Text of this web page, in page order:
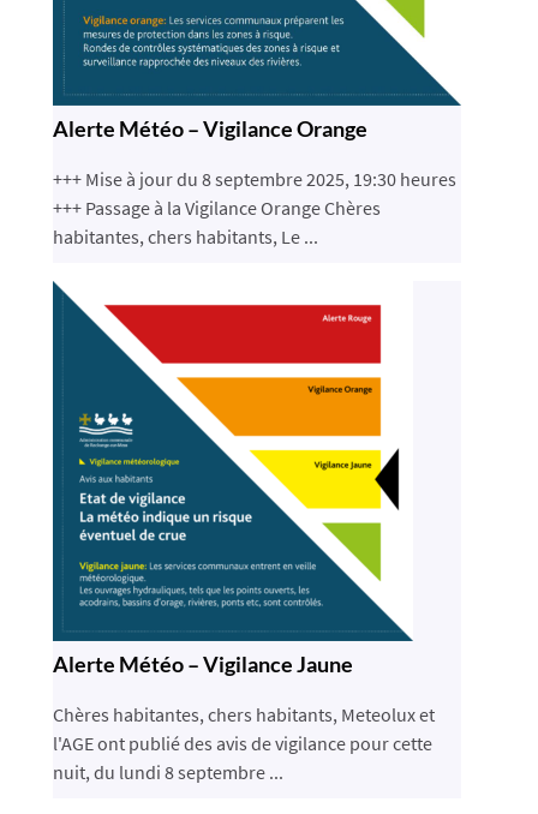
Alerte Météo – Vigilance Orange
+++ Mise à jour du 8 septembre 2025, 19:30 heures
+++ Passage à la Vigilance Orange Chères
habitantes, chers habitants, Le ...
Alerte Météo – Vigilance Jaune
Chères habitantes, chers habitants, Meteolux et
l'AGE ont publié des avis de vigilance pour cette
nuit, du lundi 8 septembre ...